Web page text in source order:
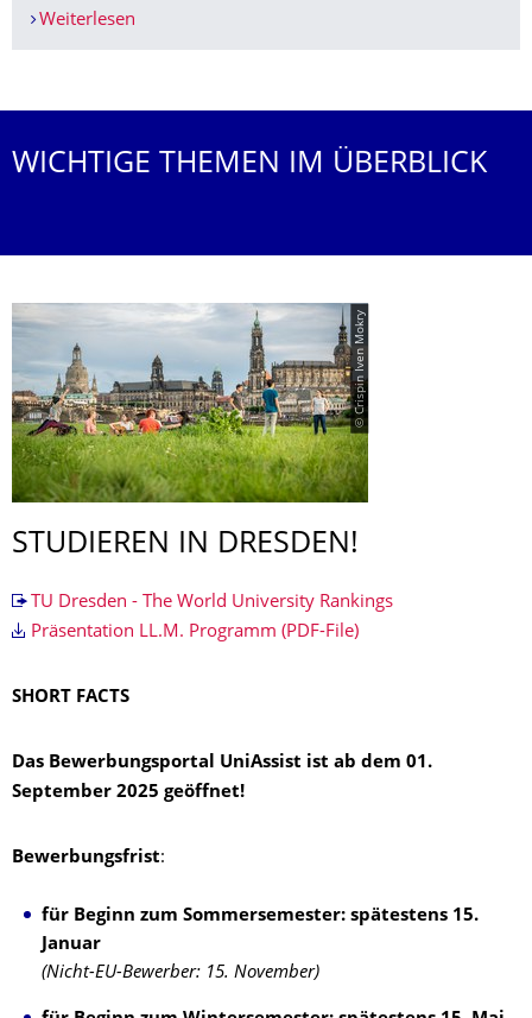
Weiterlesen
WICHTIGE THEMEN IM ÜBERBLICK
© Crispin Iven Mokry
STUDIEREN IN DRESDEN!
TU Dresden - The World University Rankings
Präsentation LL.M. Programm (PDF-File)
SHORT FACTS
Das Bewerbungsportal UniAssist ist ab dem 01.
September 2025 geöffnet!
Bewerbungsfrist:
für Beginn zum Sommersemester: spätestens 15.
Januar
(Nicht-EU-Bewerber: 15. November)